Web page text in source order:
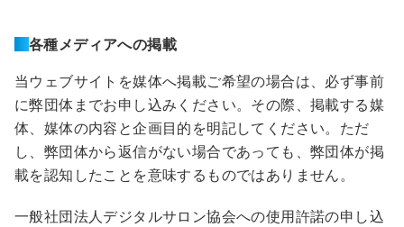
各種メディアへの掲載
当ウェブサイトを媒体へ掲載ご希望の場合は、必ず事前
に弊団体までお申し込みください。その際、掲載する媒
体、媒体の内容と企画目的を明記してください。ただ
し、弊団体から返信がない場合であっても、弊団体が掲
載を認知したことを意味するものではありません。
一般社団法人デジタルサロン協会への使用許諾の申し込